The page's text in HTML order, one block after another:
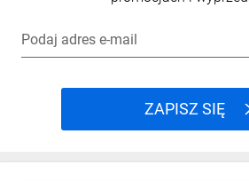
Podaj adres e-mail
ZAPISZ SIĘ